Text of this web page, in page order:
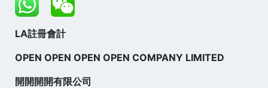
LA註冊會計
OPEN OPEN OPEN OPEN COMPANY LIMITED
開開開開有限公司